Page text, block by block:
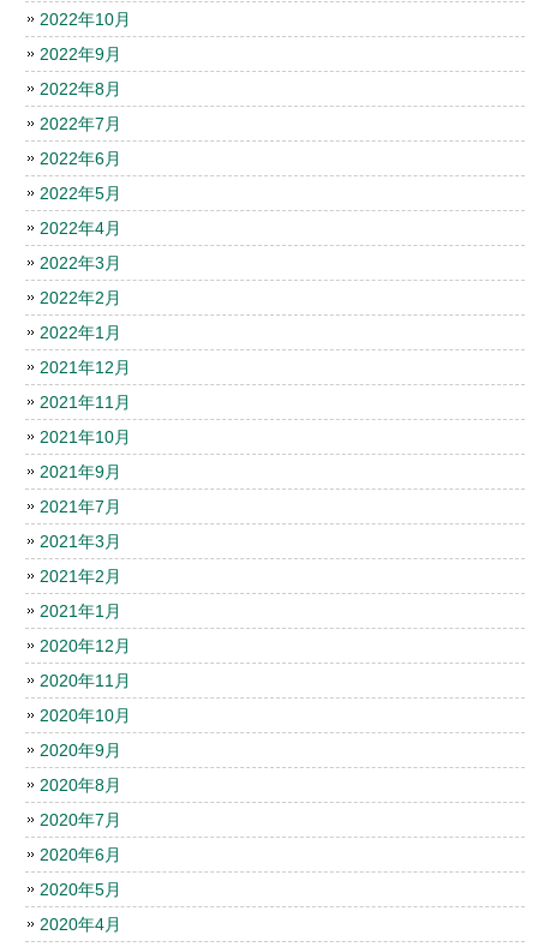
2022年10月
2022年9月
2022年8月
2022年7月
2022年6月
2022年5月
2022年4月
2022年3月
2022年2月
2022年1月
2021年12月
2021年11月
2021年10月
2021年9月
2021年7月
2021年3月
2021年2月
2021年1月
2020年12月
2020年11月
2020年10月
2020年9月
2020年8月
2020年7月
2020年6月
2020年5月
2020年4月